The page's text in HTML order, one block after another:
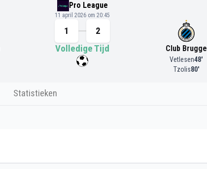
Pro League
11 april 2026 om 20:45
1
2
Volledige Tijd
Club Brugge
Vetlesen48'
Tzolis80'
Statistieken